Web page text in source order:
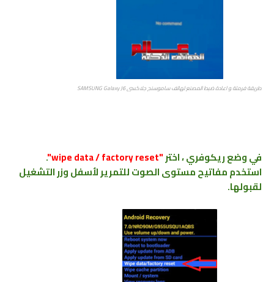
طريقة فرمتة ﻮ اعادة ضبط المصنع ﻟﻬﺎﺗﻒ ﺳﺎﻣﻮﺳﻨﺞ جلاكسي SAMSUNG Galaxy J6
في وضع ريكوفري ، اختر"wipe data / factory reset"
.
استخدم مفاتيح مستوى الصوت للتمرير لأسفل وزر التشغيل
لقبولها.